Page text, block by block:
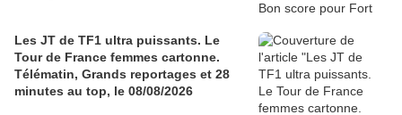
Les JT de TF1 ultra puissants. Le
Tour de France femmes cartonne.
Télématin, Grands reportages et 28
minutes au top, le 08/08/2026